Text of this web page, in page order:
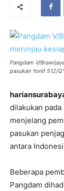
Pangdam V/
pasukan Yonif 512/
dilakukan
menjelang
pasukan
antara
Beberapa
Pangdam